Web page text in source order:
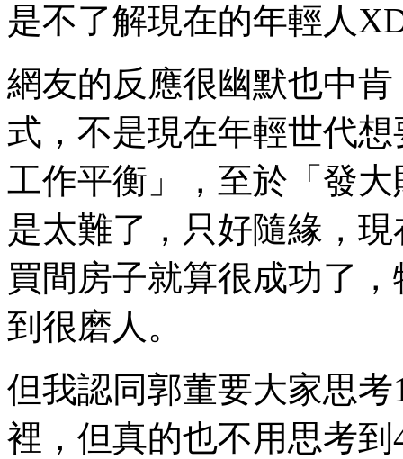
是不了解現在的年輕人
網友的反應很幽默也中
式，不是現在年輕世代
工作平衡」，至於「發
是太難了，只好隨緣，
買間房子就算很成功了
到很磨人。
但我認同郭董要大家思
裡，但真的也不用思考